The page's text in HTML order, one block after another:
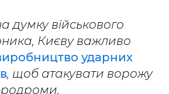
думку військового
Києву важливо
ударних
, щоб атакувати ворожу